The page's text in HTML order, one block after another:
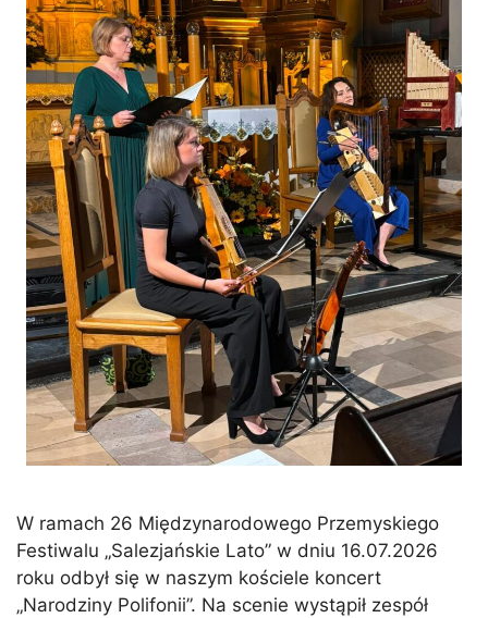
W ramach 26 Międzynarodowego Przemyskiego
Festiwalu „Salezjańskie Lato” w dniu 16.07.2026
roku odbył się w naszym kościele koncert
„Narodziny Polifonii”. Na scenie wystąpił zespół